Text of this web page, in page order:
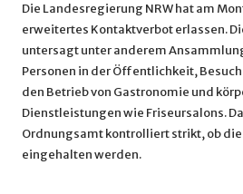
Die Landesregierung NRW hat am
erweitertes Kontaktverbot erlassen.
untersagt unter anderem
Personen in der Öffentlichkeit,
den Betrieb von Gastronomie und
Dienstleistungen wie Friseursalons.
Ordnungsamt kontrolliert strikt, ob
eingehalten werden.